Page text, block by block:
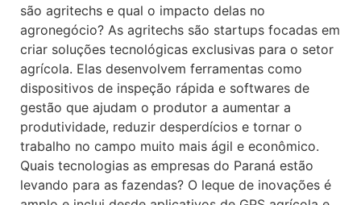
são agritechs e qual o impacto delas no
agronegócio? As agritechs são startups focadas em
criar soluções tecnológicas exclusivas para o setor
agrícola. Elas desenvolvem ferramentas como
dispositivos de inspeção rápida e softwares de
gestão que ajudam o produtor a aumentar a
produtividade, reduzir desperdícios e tornar o
trabalho no campo muito mais ágil e econômico.
Quais tecnologias as empresas do Paraná estão
levando para as fazendas? O leque de inovações é